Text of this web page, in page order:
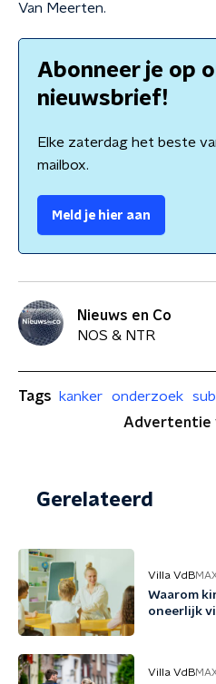
Van Meerten.
Abonneer je op
nieuwsbrief!
Elke zaterdag het beste
mailbox.
Meld je hier aan
Nieuws en Co
NOS & NTR
Tags kanker onderzoek
Advertentie
Gerelateerd
Villa VdB
Waarom
oneerlijk
Villa VdB